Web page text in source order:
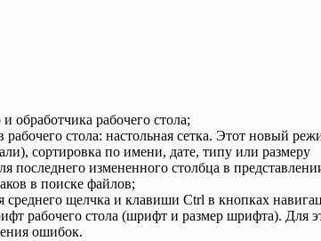
обработчика рабочего стола;
стола: настольная сетка. Этот новый
сортировка по имени, дате, типу или размеру
последнего измененного столбца в
в поиске файлов;
среднего щелчка и клавиши Ctrl в кнопках
рабочего стола (шрифт и размер шрифта). Для
ошибок.